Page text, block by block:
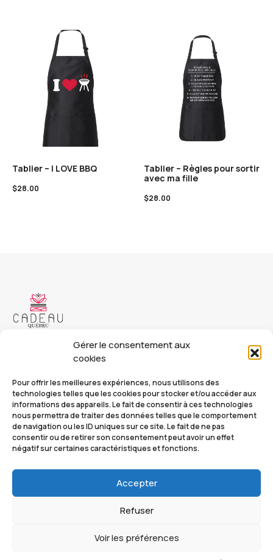
Gérer le consentement aux
cookies
Pour offrir les meilleures expériences, nous utilisons des
technologies telles que les cookies pour stocker et/ou accéder aux
informations des appareils. Le fait de consentir à ces technologies
nous permettra de traiter des données telles que le comportement
de navigation ou les ID uniques sur ce site. Le fait de ne pas
consentir ou de retirer son consentement peut avoir un effet
négatif sur certaines caractéristiques et fonctions.
Accepter
Refuser
Voir les préférences
Tablier – I LOVE BBQ
$28.00
Tablier – Règles pour sortir
avec ma fille
$28.00
Copyright © 2023 Cadeau Québec. Tous droits réservés.
info@cadeauquebec.ca
Nos catalogues
FAQ
Politique de cookies (CA)